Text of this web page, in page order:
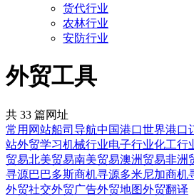
货代行业
农林行业
安防行业
外贸工具
共 33 篇网址
常用网站船司导航中国港口世界港口
站外贸学习机械行业电子行业化工行
贸易北美贸易南美贸易澳洲贸易非洲
寻源巴巴多斯商机寻源多米尼加商机
外贸社交外贸广告外贸地图外贸翻译